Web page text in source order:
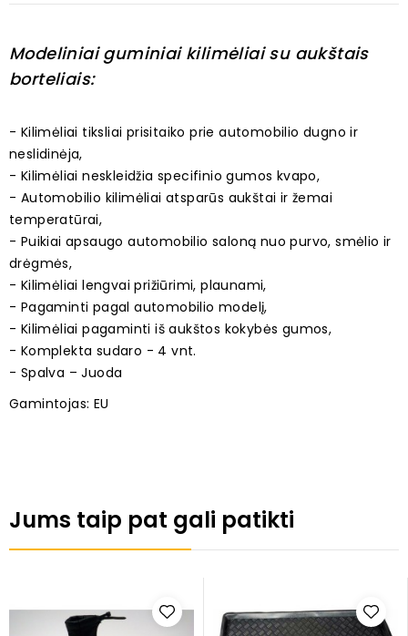
Modeliniai guminiai kilimėliai su aukštais
borteliais:
- Kilimėliai tiksliai prisitaiko prie automobilio dugno ir
neslidinėja,
- Kilimėliai neskleidžia specifinio gumos kvapo,
- Automobilio kilimėliai atsparūs aukštai ir žemai
temperatūrai,
- Puikiai apsaugo automobilio saloną nuo purvo, smėlio ir
drėgmės,
- Kilimėliai lengvai prižiūrimi, plaunami,
- Pagaminti pagal automobilio modelį,
- Kilimėliai pagaminti iš aukštos kokybės gumos,
- Komplekta sudaro - 4 vnt.
- Spalva – Juoda
Gamintojas: EU
Jums taip pat gali patikti